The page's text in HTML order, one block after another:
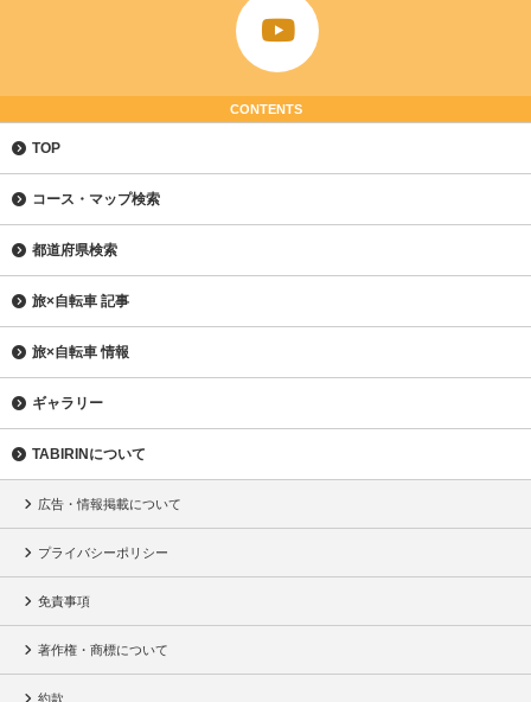
CONTENTS
TOP
コース・マップ検索
都道府県検索
旅×自転車 記事
旅×自転車 情報
ギャラリー
TABIRINについて
広告・情報掲載について
プライバシーポリシー
免責事項
著作権・商標について
約款